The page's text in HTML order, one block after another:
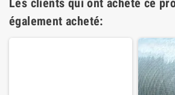
Les clients qui ont acheté ce
également acheté: